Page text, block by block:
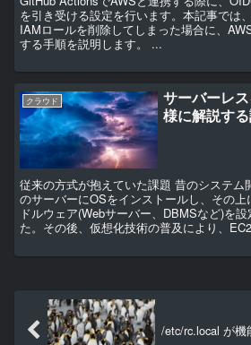
を引き受ける設定を行います。本記事では
IAMロールを削除してしまった場合に、
する手順を説明します。 ...
クラウド
サーバーレ
様に解説す
従来の方式が抱えていた課題 昔のシステム
のサーバーにOSをインストールし、その上
ドルウェア(Webサーバー、DBMSなど)を
た。その後、仮想化技術の普及により、
/etc/rc.local が